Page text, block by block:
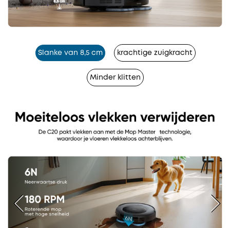
Slanke van 8,5 cm krachtige zuigkracht
Minder klitten